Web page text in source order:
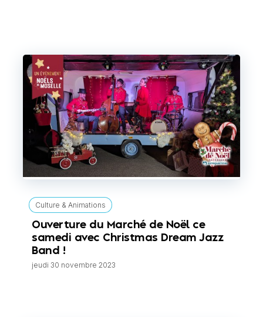
Culture & Animations
Ouverture du Marché de Noël ce
samedi avec Christmas Dream Jazz
Band !
jeudi 30 novembre 2023